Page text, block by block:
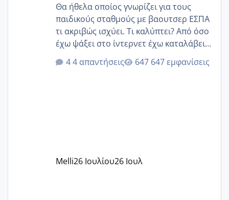
Θα ήθελα οποίος γνωρίζει για τους
παιδικούς σταθμούς με βαουτσερ ΕΣΠΑ
τι ακριβώς ισχύει. Τι καλύπτει? Από όσο
έχω ψάξει στο ίντερνετ έχω καταλάβει
ότι το βαουτσερ καλύπτει όλα τα
δίδακτρα και τα τροφεια του ιδιωτικού
Εγώ πήγα σε έναν ιδιωτικό παιδικό στ
4 απαντήσεις 647 εμφανίσεις
Melli26 Ιουλίου26 Ιουλ